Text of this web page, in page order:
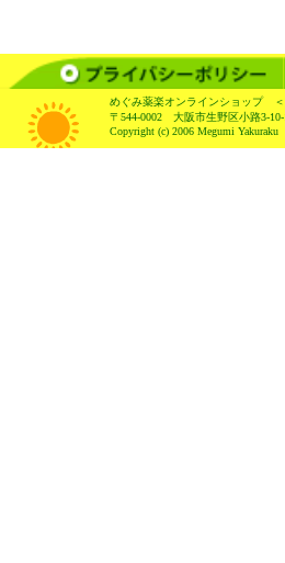
めぐみ薬楽オンラインショップ
〒544-0002 大阪市生野区小路3-
Copyright (c) 2006 Megumi Yakuraku